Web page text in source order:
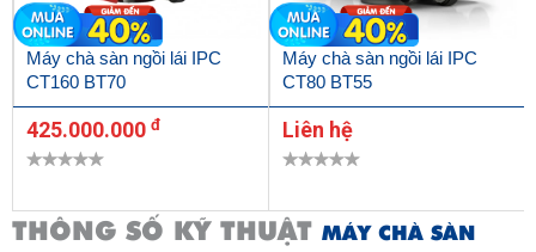
Máy chà sàn ngồi lái IPC
CT160 BT70
425.000.000 đ
Máy chà sàn ngồi lái IPC
CT80 BT55
Liên hệ
THÔNG SỐ KỸ THUẬT MÁY CHÀ SÀN